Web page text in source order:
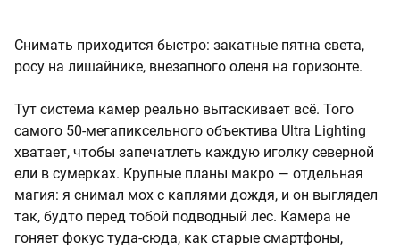
Снимать приходится быстро: закатные пятна света,
росу на лишайнике, внезапного оленя на горизонте.
Тут система камер реально вытаскивает всё. Того
самого 50-мегапиксельного объектива Ultra Lighting
хватает, чтобы запечатлеть каждую иголку северной
ели в сумерках. Крупные планы макро — отдельная
магия: я снимал мох с каплями дождя, и он выглядел
так, будто перед тобой подводный лес. Камера не
гоняет фокус туда-сюда, как старые смартфоны,